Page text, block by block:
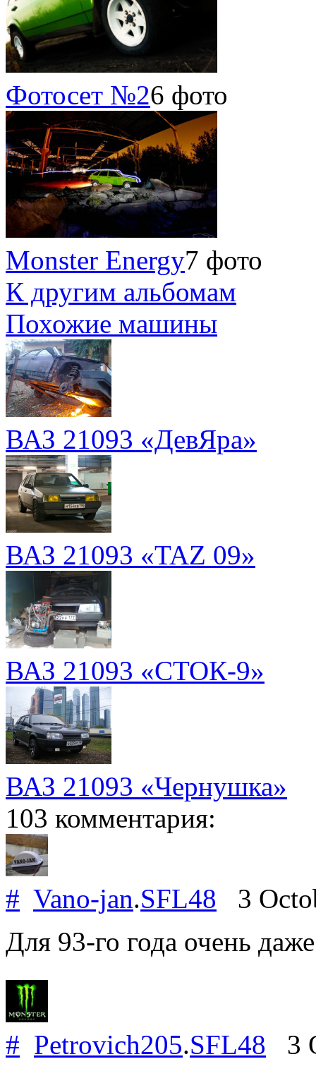
Фотосет №26 фото
Monster Energy7 фото
К другим альбомам
Похожие машины
ВАЗ 21093 «ДевЯра»
ВАЗ 21093 «TAZ 09»
ВАЗ 21093 «СТОК-9»
ВАЗ 21093 «Чернушка»
103 комментария:
# Vano-jan.SFL48 3
Для 93-го года очень
# Petrovich205.SFL48 3